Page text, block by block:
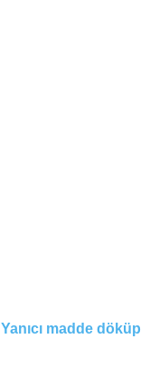
madde döküp